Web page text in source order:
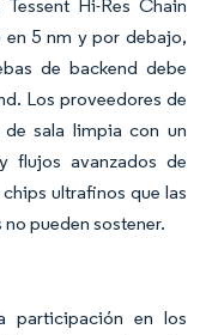
Hi-Res Chain
5 nm y por debajo,
de backend debe
Los proveedores de
sala limpia con un
flujos avanzados de
ultrafinos que las
pueden sostener.
participación en los